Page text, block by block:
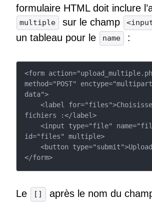
formulaire HTML doit inclure
multiple sur le champ
un tableau pour le
name :
<form
method="POST"
data">
fichiers :</label>
id="files" multiple>
</form>
Le []
après le nom du